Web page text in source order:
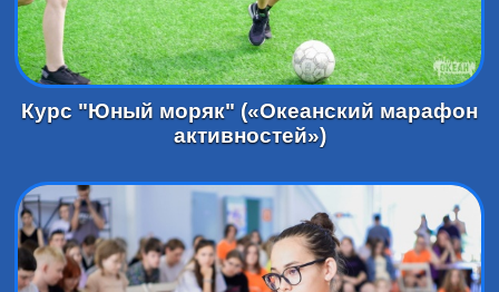
Курс "Юный моряк" («Океанский марафон
активностей»)